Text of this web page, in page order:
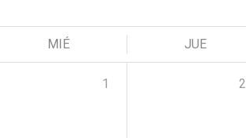
MIÉ JUE
1 2